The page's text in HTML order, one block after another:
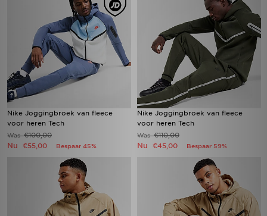
Nike Joggingbroek van fleece
voor heren Tech
Was€100,00
Nu €55,00 Bespaar 45%
Nike Joggingbroek van fleece
voor heren Tech
Was€110,00
Nu €45,00 Bespaar 59%